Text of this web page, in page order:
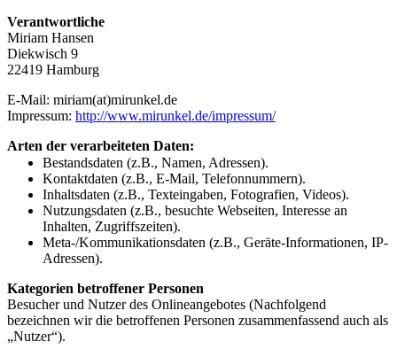
Verantwortliche
Miriam Hansen
Diekwisch 9
22419 Hamburg
E-Mail: miriam(at)mirunkel.de
Impressum: http://www.mirunkel.de/impressum/
Arten der verarbeiteten Daten:
Bestandsdaten (z.B., Namen, Adressen).
Kontaktdaten (z.B., E-Mail, Telefonnummern).
Inhaltsdaten (z.B., Texteingaben, Fotografien, Videos).
Nutzungsdaten (z.B., besuchte Webseiten, Interesse an
Inhalten, Zugriffszeiten).
Meta-/Kommunikationsdaten (z.B., Geräte-Informationen, IP-
Adressen).
Kategorien betroffener Personen
Besucher und Nutzer des Onlineangebotes (Nachfolgend
bezeichnen wir die betroffenen Personen zusammenfassend auch als
„Nutzer“).